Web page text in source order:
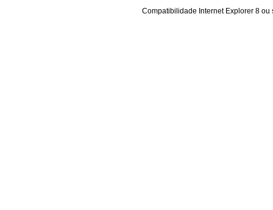
Compatibilidade Internet Explorer 8 ou